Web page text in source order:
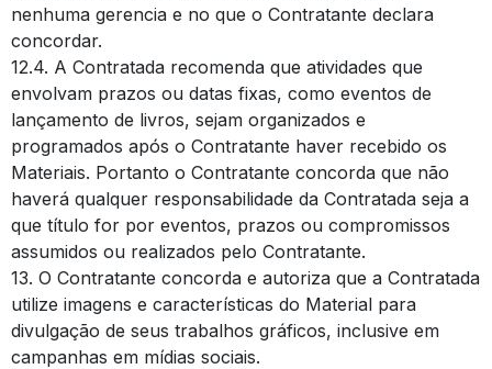
nenhuma gerencia e no que o Contratante declara
concordar.
12.4. A Contratada recomenda que atividades que
envolvam prazos ou datas fixas, como eventos de
lançamento de livros, sejam organizados e
programados após o Contratante haver recebido os
Materiais. Portanto o Contratante concorda que não
haverá qualquer responsabilidade da Contratada seja a
que título for por eventos, prazos ou compromissos
assumidos ou realizados pelo Contratante.
13. O Contratante concorda e autoriza que a Contratada
utilize imagens e características do Material para
divulgação de seus trabalhos gráficos, inclusive em
campanhas em mídias sociais.